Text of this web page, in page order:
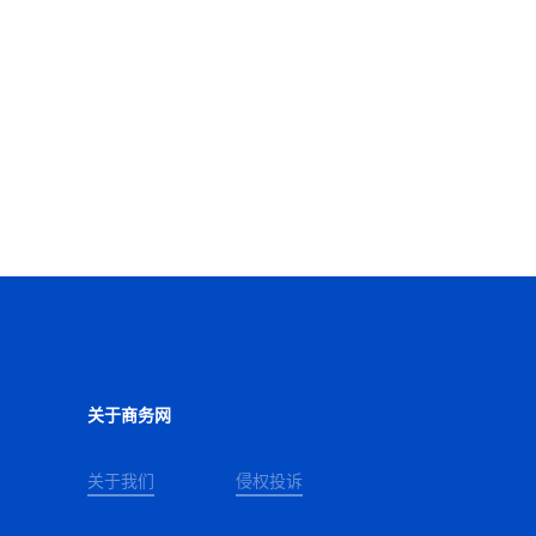
关于商务网
关于我们 侵权投诉